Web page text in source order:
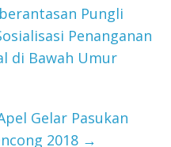
Pungli
Penanganan
di Bawah Umur
Gelar Pasukan
2018 →